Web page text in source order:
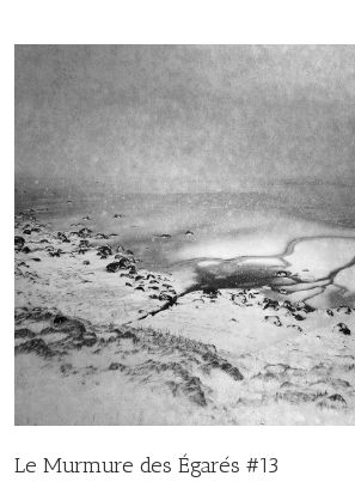
Le Murmure des Égarés #13